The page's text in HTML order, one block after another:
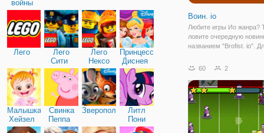
войны
Лего
Лего
Сити
Лего
Нексо
Найтс
Принцессы
Диснея
Малышка
Хейзел
Свинка
Пеппа
Зверополис
Литл
Пони
Дружба
Воин. io
Любите игры Ио жанра?
ловите очередную
названием "Brofist. io".
скажем, что Ио
котором одновременно
60 2